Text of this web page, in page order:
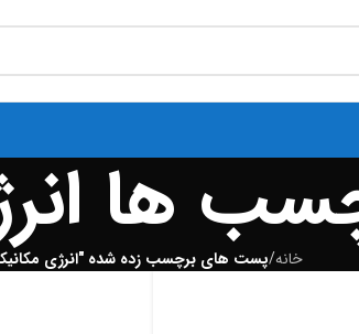
ها خانه/پست های برچسب زده شده "انرژی